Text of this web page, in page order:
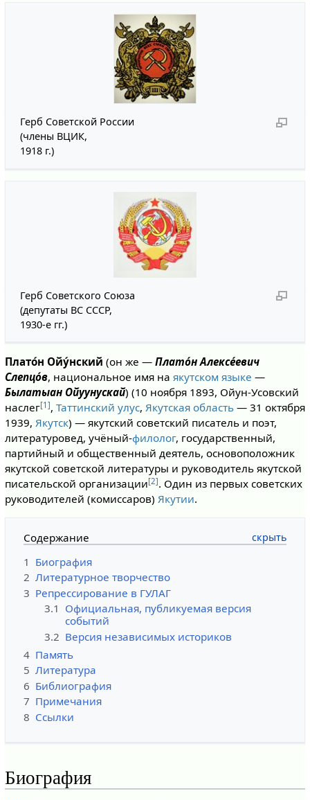
Герб Советской России
(члены ВЦИК,
1918 г.)
Герб Советского Союза
(депутаты ВС СССР,
1930-е гг.)
Плато́н Ойу́нский (он же — Плато́н Алексе́евич
Слепцо́в, национальное имя на якутском языке —
Былатыан Ойуунускай) (10 ноября 1893, Ойун-Усовский
наслег[1], Таттинский улус, Якутская область— 31 октября
1939, Якутск) — якутский советский писатель и поэт,
литературовед, учёный-филолог, государственный,
партийный и общественный деятель, основоположник
якутской советской литературы и руководитель якутской
писательской организации[2]. Один из первых советских
руководителей (комиссаров) Якутии.
Содержание
1 Биография
2 Литературное творчество
3 Репрессирование в ГУЛАГ
3.1 Официальная, публикуемая версия
событий
3.2 Версия независимых историков
4 Память
5 Литература
6 Библиография
7 Примечания
8 Ссылки
Биография